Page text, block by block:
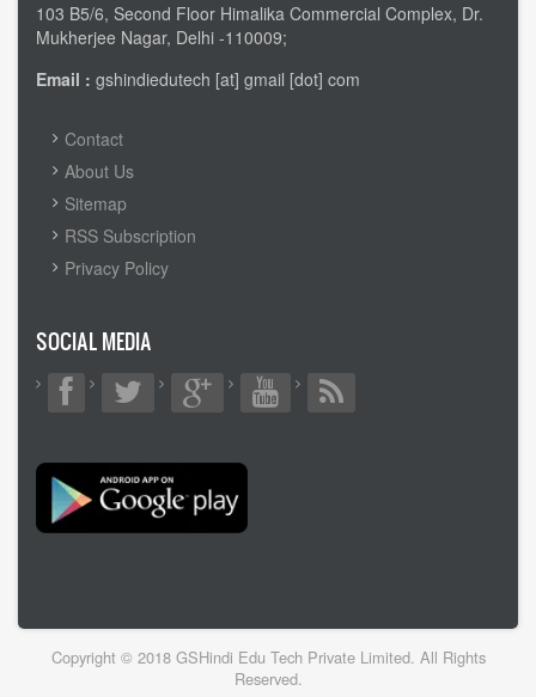
103 B5/6, Second Floor Himalika Commercial Complex, Dr.
Mukherjee Nagar, Delhi -110009;
Email : gshindiedutech [at] gmail [dot] com
FOOTER
MENU
Contact
About Us
Sitemap
RSS Subscription
Privacy Policy
SOCIAL MEDIA
Copyright © 2018 GSHindi Edu Tech Private Limited. All Rights
Reserved.